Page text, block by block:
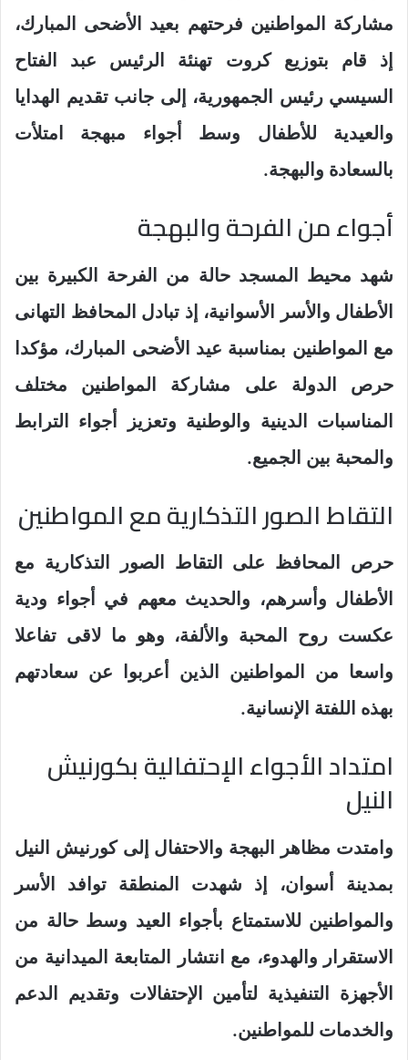
مشاركة المواطنين فرحتهم بعيد الأضحى المبارك،
إذ قام بتوزيع كروت تهنئة الرئيس عبد الفتاح
السيسي رئيس الجمهورية، إلى جانب تقديم الهدايا
والعيدية للأطفال وسط أجواء مبهجة امتلأت
بالسعادة والبهجة.
أجواء من الفرحة والبهجة
شهد محيط المسجد حالة من الفرحة الكبيرة بين
الأطفال والأسر الأسوانية، إذ تبادل المحافظ التهانى
مع المواطنين بمناسبة عيد الأضحى المبارك، مؤكدا
حرص الدولة على مشاركة المواطنين مختلف
المناسبات الدينية والوطنية وتعزيز أجواء الترابط
والمحبة بين الجميع.
التقاط الصور التذكارية مع المواطنين
حرص المحافظ على التقاط الصور التذكارية مع
الأطفال وأسرهم، والحديث معهم في أجواء ودية
عكست روح المحبة والألفة، وهو ما لاقى تفاعلا
واسعا من المواطنين الذين أعربوا عن سعادتهم
بهذه اللفتة الإنسانية.
امتداد الأجواء الإحتفالية بكورنيش
النيل
وامتدت مظاهر البهجة والاحتفال إلى كورنيش النيل
بمدينة أسوان، إذ شهدت المنطقة توافد الأسر
والمواطنين للاستمتاع بأجواء العيد وسط حالة من
الاستقرار والهدوء، مع انتشار المتابعة الميدانية من
الأجهزة التنفيذية لتأمين الإحتفالات وتقديم الدعم
والخدمات للمواطنين.